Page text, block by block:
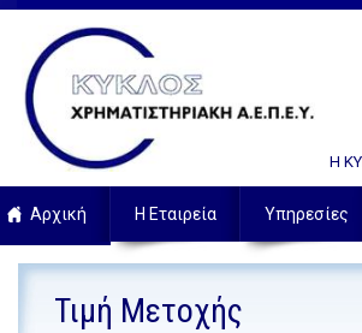
Η
Αρχική Η Εταιρεία Υπηρεσίες
Τιμή Μετοχής